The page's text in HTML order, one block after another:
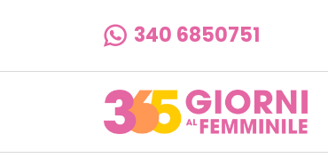
340 6850751